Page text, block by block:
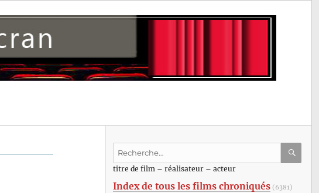
Recherche
:titre de film – réalisateur – acteur
Index de tous les films chroniqués (6381)